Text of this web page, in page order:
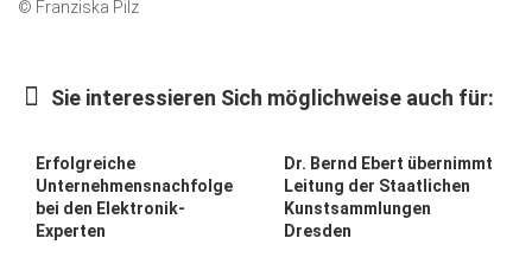
Podcast
Top Branchen
© Franziska Pilz
Sie interessieren Sich möglichweise auch für:
Erfolgreiche
Unternehmensnachfolge
bei den Elektronik-
Experten
Dr. Bernd Ebert übernimmt
Leitung der Staatlichen
Kunstsammlungen
Dresden